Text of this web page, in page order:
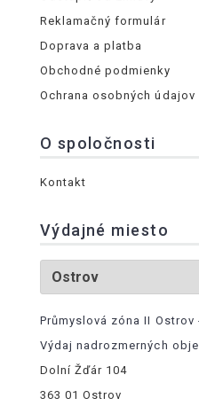
Reklamačný formulár
Doprava a platba
Obchodné podmienky
Ochrana osobných údajov
O spoločnosti
Kontakt
Výdajné miesto
Průmyslová zóna II
Výdaj nadrozmerných
Dolní Žďár 104
363 01 Ostrov